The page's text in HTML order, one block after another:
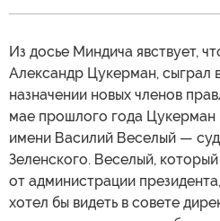
Из досье Миндича явствует,
Александр Цукерман, сыграл
назначении новых членов
мае прошлого года Цукерман
имени Василий Веселый —
Зеленского. Веселый,
от администрации
хотел бы видеть в совете